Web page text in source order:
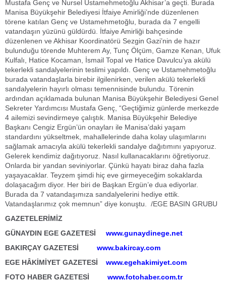
Mustafa Genç ve Nursel Ustamehmetoğlu Akhisar’a geçti. Burada
Manisa Büyükşehir Belediyesi İtfaiye Amirliği’nde düzenlenen
törene katılan Genç ve Ustamehmetoğlu, burada da 7 engelli
vatandaşın yüzünü güldürdü. İtfaiye Amirliği bahçesinde
düzenlenen ve Akhisar Koordinatörü Sezgin Gazi’nin de hazır
bulunduğu törende Muhterem Ay, Tunç Ölçüm, Gamze Kenan, Ufuk
Kulfalı, Hatice Kocaman, İsmail Topal ve Hatice Davulcu’ya akülü
tekerlekli sandalyelerinin teslimi yapıldı. Genç ve Ustamehmetoğlu
burada vatandaşlarla birebir ilgilenirken, verilen akülü tekerlekli
sandalyelerin hayırlı olması temennisinde bulundu. Törenin
ardından açıklamada bulunan Manisa Büyükşehir Belediyesi Genel
Sekreter Yardımcısı Mustafa Genç, “Geçtiğimiz günlerde merkezde
4 ailemizi sevindirmeye çalıştık. Manisa Büyükşehir Belediye
Başkanı Cengiz Ergün’ün onayları ile Manisa’daki yaşam
standardını yükseltmek, mahallelerinde daha kolay ulaşımlarını
sağlamak amacıyla akülü tekerlekli sandalye dağıtımını yapıyoruz.
Gelerek kendimiz dağıtıyoruz. Nasıl kullanacaklarını öğretiyoruz.
Onlarda bir yandan seviniyorlar. Çünkü hayatı biraz daha fazla
yaşayacaklar. Teyzem şimdi hiç eve girmeyeceğim sokaklarda
dolaşacağım diyor. Her biri de Başkan Ergün’e dua ediyorlar.
Burada da 7 vatandaşımıza sandalyelerini hediye ettik.
Vatandaşlarımız çok memnun” diye konuştu. /EGE BASIN GRUBU
GAZETELERİMİZ
GÜNAYDIN EGE GAZETESİ www.gunaydinege.net
BAKIRÇAY GAZETESİ www.bakircay.com
EGE HÂKİMİYET GAZETESİ www.egehakimiyet.com
FOTO HABER GAZETESİ www.fotohaber.com.tr